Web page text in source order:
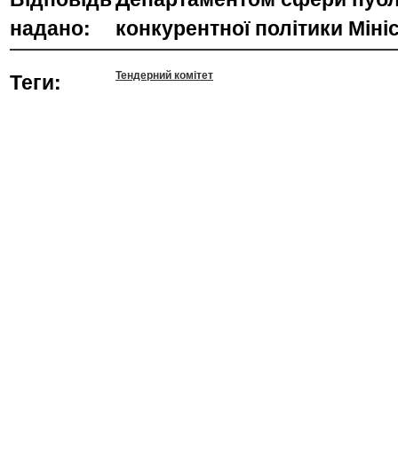
надано:
конкурентної політики
Теги:
Тендерний комітет